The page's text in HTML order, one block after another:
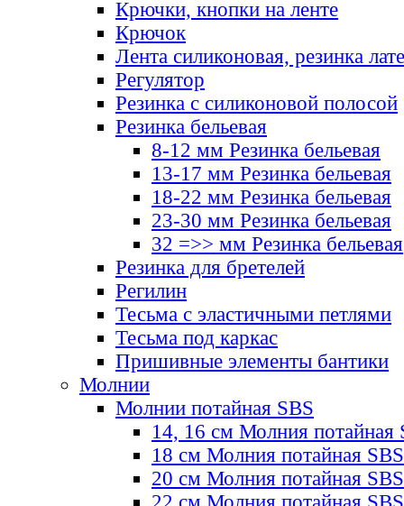
Крючки, кнопки на ленте
Крючок
Лента силиконовая, резинка
Регулятор
Резинка с силиконовой полосой
Резинка бельевая
8-12 мм Резинка бельевая
13-17 мм Резинка бельевая
18-22 мм Резинка бельевая
23-30 мм Резинка бельевая
32 =>> мм Резинка бельевая
Резинка для бретелей
Регилин
Тесьма с эластичными петлями
Тесьма под каркас
Пришивные элементы бантики
Молнии
Молнии потайная SBS
14, 16 см Молния потайная
18 см Молния потайная SBS
20 см Молния потайная SBS